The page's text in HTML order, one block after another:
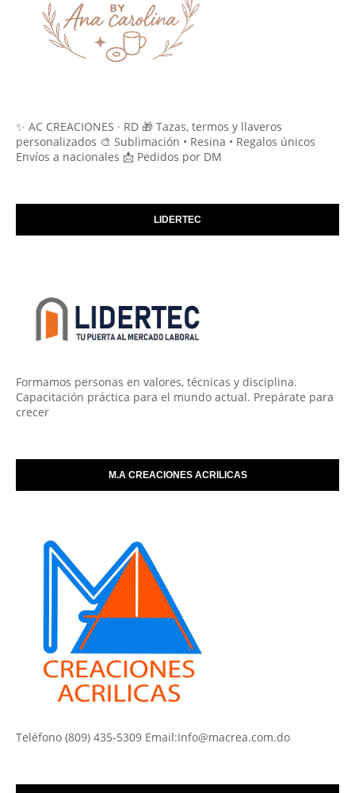
✨ AC CREACIONES · RD 🎁 Tazas, termos y llaveros
personalizados 🎨 Sublimación • Resina • Regalos únicos
Envíos a nacionales 📩 Pedidos por DM
LIDERTEC
Formamos personas en valores, técnicas y disciplina.
Capacitación práctica para el mundo actual. Prepárate para
crecer
M.A CREACIONES ACRILICAS
Teléfono (809) 435-5309 Email:Info@macrea.com.do